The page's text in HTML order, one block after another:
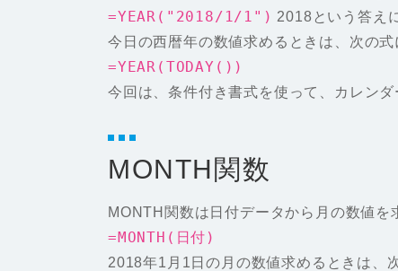
=YEAR("2018/1/1") 2018という答え
今日の西暦年の数値求めるときは、次の式
=YEAR(TODAY())
今回は、条件付き書式を使って、カレン
MONTH関数
MONTH関数は日付データから月の数値を
=MONTH(日付)
2018年1月1日の月の数値求めるときは、